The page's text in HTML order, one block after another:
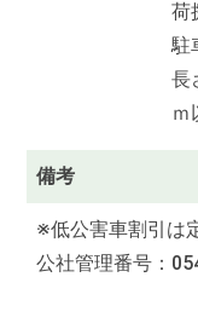
荷
駐
長
ｍ
備考
※低公害車割引は
公社管理番号：